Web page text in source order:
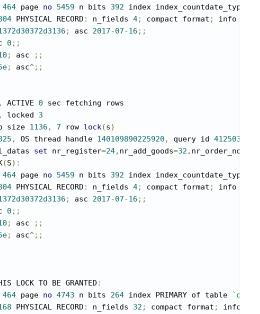
464 page no 5459 n bits 392 index
PHYSICAL RECORD : n_fields 4; compact format ; info bits
; asc 2017-07-16 ;;
0 ;;
; asc
;;
; asc^;;
, ACTIVE 0 sec fetching rows
, locked 3
size 1136 , 7 row lock(s)
, OS thread handle 140109890225920 , query id 412503669
set nr_register=24, nr_add_goods=32 , nr_order_normal
(S):
464 page no 5459 n bits 392 index
PHYSICAL RECORD : n_fields 4; compact format ; info bits
; asc 2017-07-16 ;;
0 ;;
; asc
;;
; asc^;;
LOCK TO BE GRANTED :
464 page no 4743 n bits 264 index PRIMARY of table
PHYSICAL RECORD : n_fields 32 ; compact format ; info